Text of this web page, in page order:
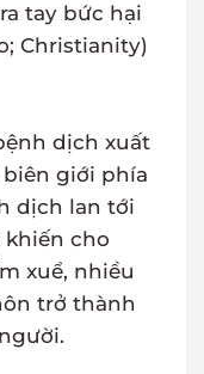
tay bức hại
Christianity)
dịch xuất
giới phía
dịch lan tới
khiến cho
xuể, nhiều
trở thành